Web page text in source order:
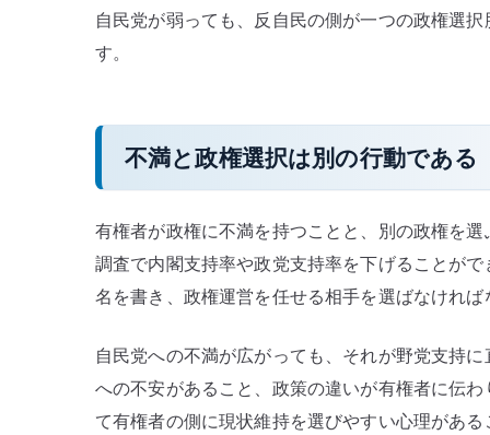
自民党が弱っても、反自民の側が一つの政権選
す。
不満と政権選択は別の行動である
有権者が政権に不満を持つことと、別の政権を
調査で内閣支持率や政党支持率を下げることが
名を書き、政権運営を任せる相手を選ばなけれ
自民党への不満が広がっても、それが野党支持
への不安があること、政策の違いが有権者に伝
て有権者の側に現状維持を選びやすい心理があ